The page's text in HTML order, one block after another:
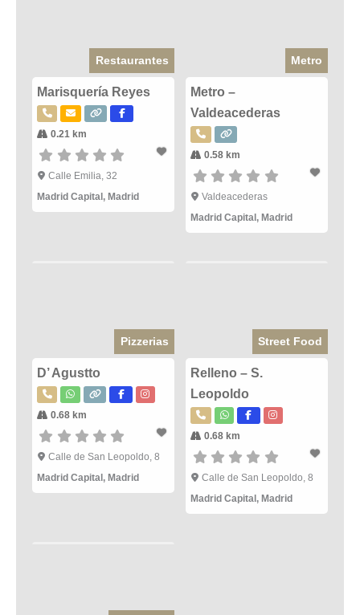
Restaurantes
Marisquería Reyes
0.21 km
Calle Emilia, 32
Madrid Capital , Madrid
Metro
Metro –
Valdeacederas
0.58 km
Valdeacederas
Madrid Capital , Madrid
Pizzerias
D’ Agustto
0.68 km
Calle de San Leopoldo, 8
Madrid Capital , Madrid
Street Food
Relleno – S.
Leopoldo
0.68 km
Calle de San Leopoldo, 8
Madrid Capital , Madrid